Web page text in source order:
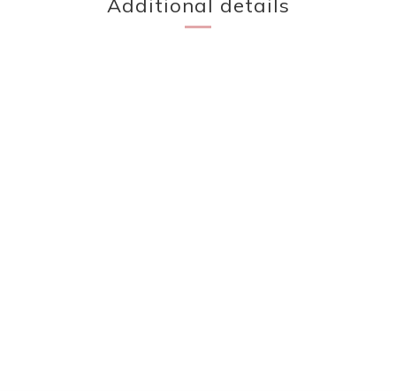
Additional details